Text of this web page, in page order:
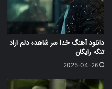
دانلود آهنگ خدا سر شاهده دلم اراد
تنگه رایگان
2025-04-26